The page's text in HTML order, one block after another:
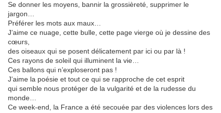
Se donner les moyens, bannir la grossièreté, supprimer le
jargon…
Préférer les mots aux maux…
J’aime ce nuage, cette bulle, cette page vierge où je dessine des
cœurs,
des oiseaux qui se posent délicatement par ici ou par là !
Ces rayons de soleil qui illuminent la vie…
Ces ballons qui n’exploseront pas !
J’aime la poésie et tout ce qui se rapproche de cet esprit
qui semble nous protéger de la vulgarité et de la rudesse du
monde…
Ce week-end, la France a été secouée par des violences lors des